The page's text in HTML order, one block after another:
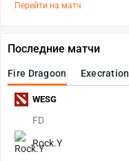
Перейти на матч
Последние матчи
Fire Dragoon Execration
FD
Rock.Y
WESG